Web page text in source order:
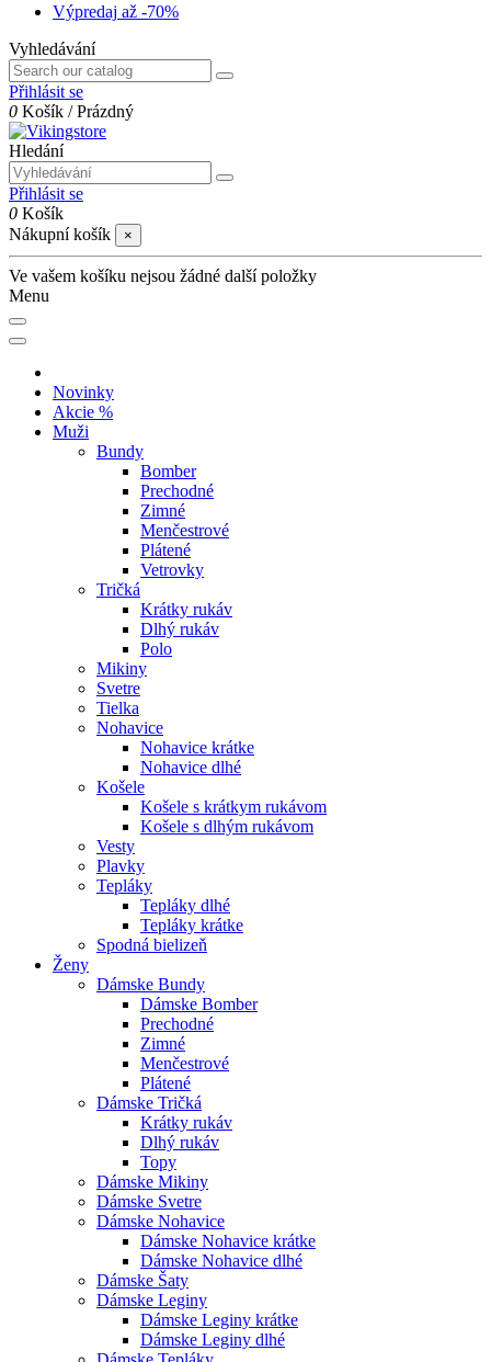
Výpredaj až -70%
Vyhledávání
Přihlásit se
0 Košík /Prázdný
Hledání
Přihlásit se
0 Košík
Nákupní košík
×
Ve vašem košíku nejsou žádné další položky
Menu
Novinky
Akcie %
Muži
Bundy
Bomber
Prechodné
Zimné
Menčestrové
Plátené
Vetrovky
Tričká
Krátky rukáv
Dlhý rukáv
Polo
Mikiny
Svetre
Tielka
Nohavice
Nohavice krátke
Nohavice dlhé
Košele
Košele s krátkym rukávom
Košele s dlhým rukávom
Vesty
Plavky
Tepláky
Tepláky dlhé
Tepláky krátke
Spodná bielizeň
Ženy
Dámske Bundy
Dámske Bomber
Prechodné
Zimné
Menčestrové
Plátené
Dámske Tričká
Krátky rukáv
Dlhý rukáv
Topy
Dámske Mikiny
Dámske Svetre
Dámske Nohavice
Dámske Nohavice krátke
Dámske Nohavice dlhé
Dámske Šaty
Dámske Leginy
Dámske Leginy krátke
Dámske Leginy dlhé